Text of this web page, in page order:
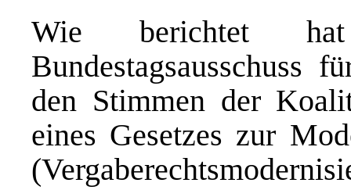
Wie berichtet
Bundestagsausschuss
den Stimmen der
eines Gesetzes zur